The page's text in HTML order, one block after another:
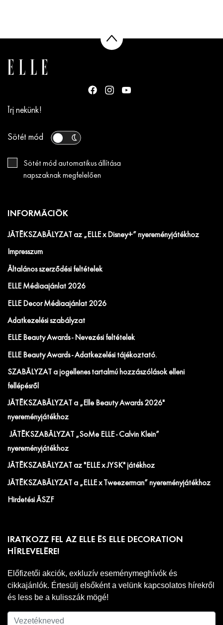
Írj nekünk!
Sötét mód
Sötét mód automatikus állítása
napszaknak megfelelően
INFORMÁCIÓK
JÁTÉKSZABÁLYZAT az „ELLE x Disney+” nyereményjátékhoz
Impresszum
Általános szerződési feltételek
ELLE Médiaajánlat 2026
ELLE Decor Médiaajánlat 2026
Adatkezelési szabályzat
ELLE Beauty Awards - Nevezési feltételek
ELLE Beauty Awards - Adatkezelési tájékoztató.
SZABÁLYZAT a jogellenes tartalmú hozzászólások elleni
fellépésről
JÁTÉKSZABÁLYZAT a „Elle Beauty Awards 2026"
nyereményjátékhoz
JÁTÉKSZABÁLYZAT „SoMe ELLE - Calvin Klein”
nyereményjátékhoz
JÁTÉKSZABÁLYZAT az "ELLE x JYSK" játékhoz
JÁTÉKSZABÁLYZAT a „ELLE x Tweezerman” nyereményjátékhoz
Hirdetési ÁSZF
IRATKOZZ FEL AZ ELLE ÉS ELLE DECORATION
HÍRLEVELÉRE!
Előfizetői akciók, exkluzív eseménymeghívók és
cikkajánlók. Értesülj elsőként a velünk kapcsolatos hírekről
és less be a kulisszák mögé!